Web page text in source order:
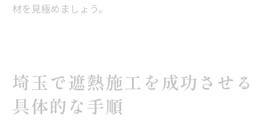
材を見極めましょう。
埼玉で遮熱施工を成功させる
具体的な手順